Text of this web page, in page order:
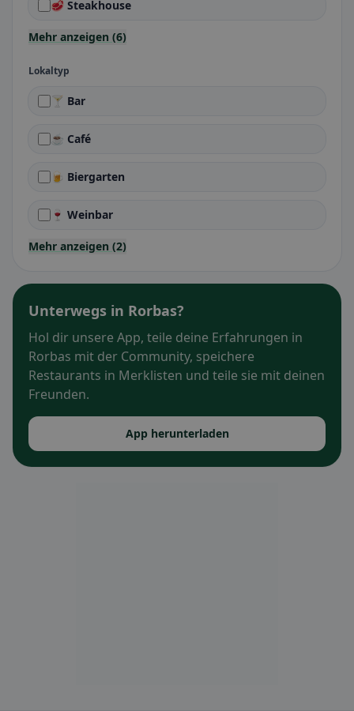
🥩 Steakhouse
Mehr anzeigen (6)
Lokaltyp
🍸 Bar
☕ Café
🍺 Biergarten
🍷 Weinbar
Mehr anzeigen (2)
Unterwegs in Rorbas?
Hol dir unsere App, teile deine Erfahrungen in
Rorbas mit der Community, speichere
Restaurants in Merklisten und teile sie mit deinen
Freunden.
App herunterladen